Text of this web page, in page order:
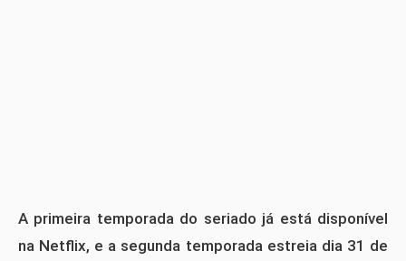
A primeira temporada do seriado já está disponível
na Netflix, e a segunda temporada estreia dia 31 de